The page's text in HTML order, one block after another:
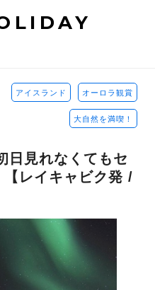
アイスランド オーロラ観賞
大自然を満喫！
日見れなくてもセ
レイキャビク発 /